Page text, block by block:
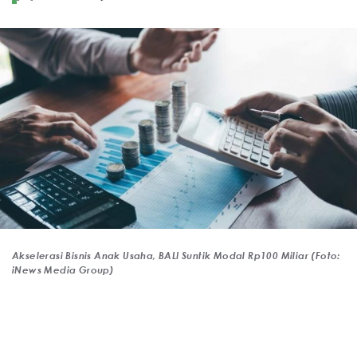
Akselerasi Bisnis Anak Usaha, BALI Suntik Modal Rp100 Miliar (Foto:
iNews Media Group)